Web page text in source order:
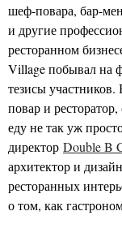
шеф-повара, бар-
и другие
ресторанном
Village побывал на
тезисы
повар и
еду не так уж
директор Double B
архитектор и
ресторанных
о том, как